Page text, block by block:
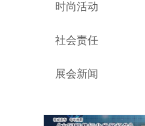
时尚活动
社会责任
展会新闻